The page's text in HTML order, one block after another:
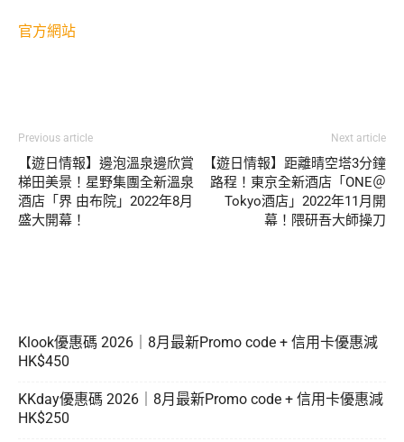
官方網站
Previous article
【遊日情報】邊泡溫泉邊欣賞
梯田美景！星野集團全新溫泉
酒店「界 由布院」2022年8月
盛大開幕！
Next article
【遊日情報】距離晴空塔3分鐘
路程！東京全新酒店「ONE＠
Tokyo酒店」2022年11月開
幕！隈研吾大師操刀
Klook優惠碼 2026｜8月最新Promo code + 信用卡優惠減
HK$450
KKday優惠碼 2026｜8月最新Promo code + 信用卡優惠減
HK$250